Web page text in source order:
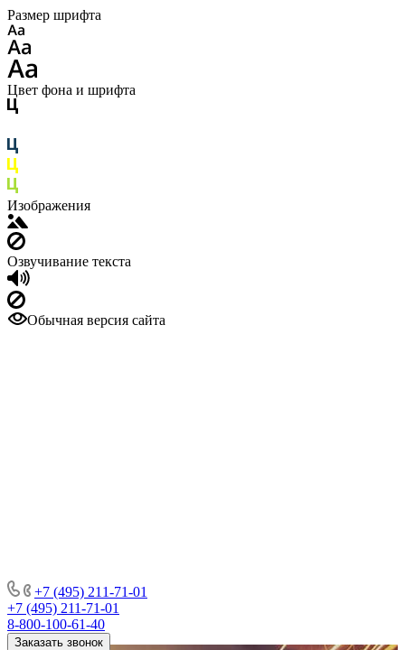
Размер шрифта
Цвет фона и шрифта
Изображения
Озвучивание текста
Обычная версия сайта
+7 (495) 211-71-01
+7 (495) 211-71-01
8-800-100-61-40
Заказать звонок